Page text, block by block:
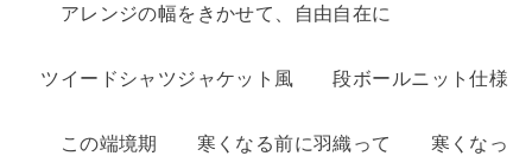
アレンジの幅をきかせて、自由自在に
ツイードシャツジャケット風 段ボールニット仕様
この端境期 寒くなる前に羽織って 寒くなっ